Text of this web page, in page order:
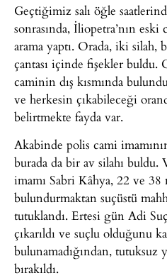
Geçtiğimiz salı öğle
sonrasında, İliopetra’nın
arama yaptı. Orada, iki silah,
çantası içinde fişekler
caminin dış kısmında
ve herkesin çıkabileceği
belirtmekte fayda var.
Akabinde polis cami
burada da bir av silahı
imamı Sabri Kâhya, 22 ve
bulundurmaktan suçüstü
tutuklandı. Ertesi gün Adi
çıkarıldı ve suçlu olduğunu
bulunamadığından, tutuksuz
bırakıldı.